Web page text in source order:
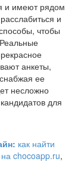
и имеют рядом
и
чтобы
анкеты,
ее
несложно
для
как найти
на chocoapp.ru,